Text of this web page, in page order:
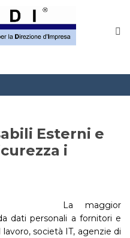
Esterni e
i
La maggior
dati personali a fornitori e
società IT, agenzie di